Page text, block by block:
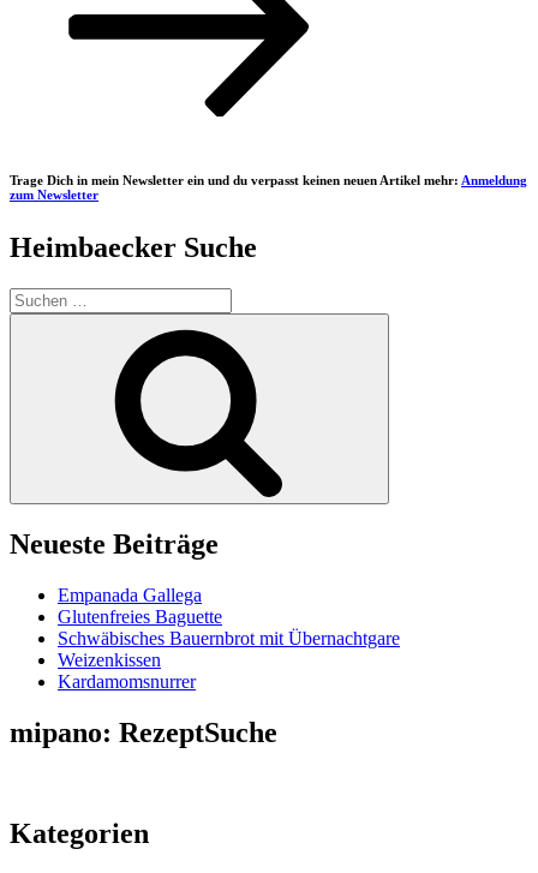
Trage Dich in mein Newsletter ein und du verpasst keinen neuen Artikel mehr: Anmeldung
zum Newsletter
Heimbaecker Suche
Suchen
nach:
Neueste Beiträge
Empanada Gallega
Glutenfreies Baguette
Schwäbisches Bauernbrot mit Übernachtgare
Weizenkissen
Kardamomsnurrer
mipano: RezeptSuche
Kategorien